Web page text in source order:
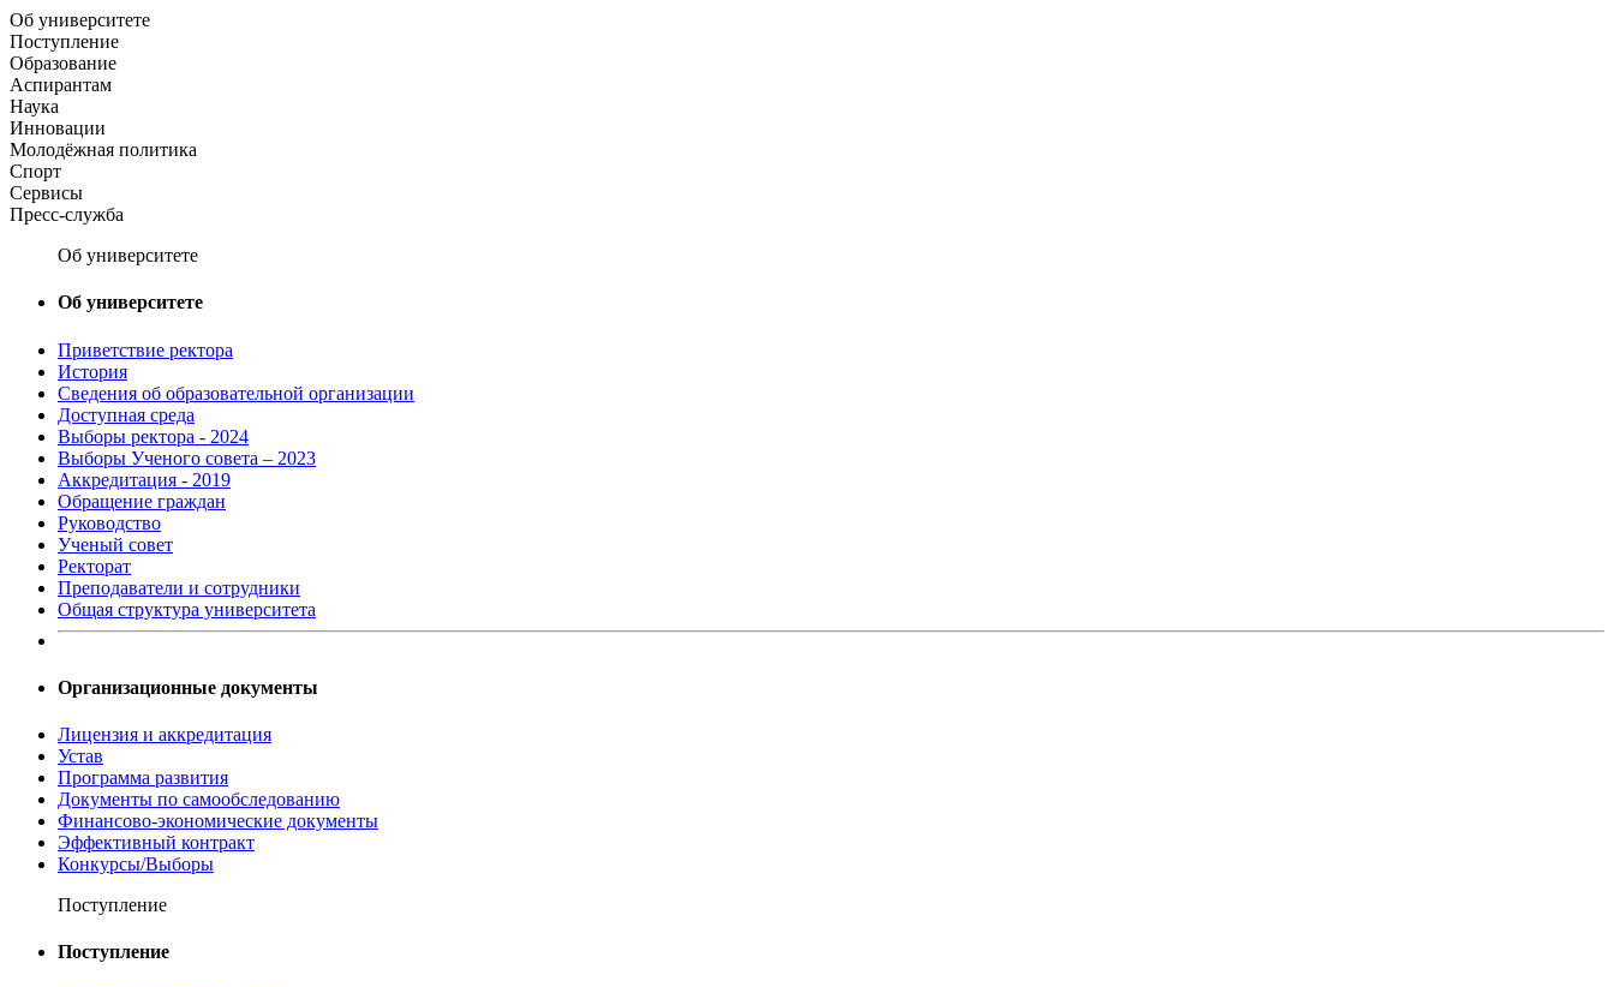
Об университете
Поступление
Образование
Аспирантам
Наука
Инновации
Молодёжная политика
Спорт
Сервисы
Пресс-служба
Об университете
Об университете
Приветствие ректора
История
Сведения об образовательной организации
Доступная среда
Выборы ректора - 2024
Выборы Ученого совета – 2023
Аккредитация - 2019
Обращение граждан
Руководство
Ученый совет
Ректорат
Преподаватели и сотрудники
Общая структура университета
Организационные документы
Лицензия и аккредитация
Устав
Программа развития
Документы по самообследованию
Финансово-экономические документы
Эффективный контракт
Конкурсы/Выборы
Поступление
Поступление